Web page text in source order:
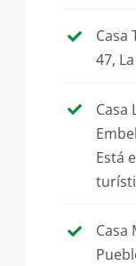
Casa
47,
Casa
Está
Casa